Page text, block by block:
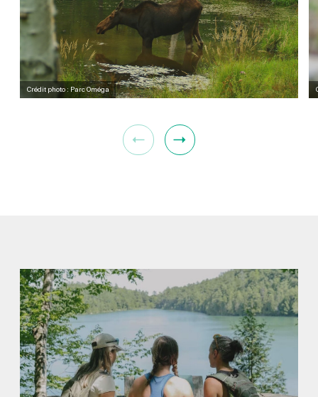
Crédit photo : Parc Oméga